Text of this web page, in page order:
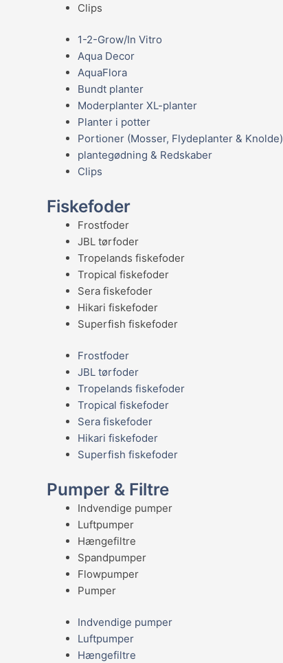
Clips
1-2-Grow/In Vitro
Aqua Decor
AquaFlora
Bundt planter
Moderplanter XL-planter
Planter i potter
Portioner (Mosser, Flydeplanter & Knolde)
plantegødning & Redskaber
Clips
Fiskefoder
Frostfoder
JBL tørfoder
Tropelands fiskefoder
Tropical fiskefoder
Sera fiskefoder
Hikari fiskefoder
Superfish fiskefoder
Frostfoder
JBL tørfoder
Tropelands fiskefoder
Tropical fiskefoder
Sera fiskefoder
Hikari fiskefoder
Superfish fiskefoder
Pumper & Filtre
Indvendige pumper
Luftpumper
Hængefiltre
Spandpumper
Flowpumper
Pumper
Indvendige pumper
Luftpumper
Hængefiltre